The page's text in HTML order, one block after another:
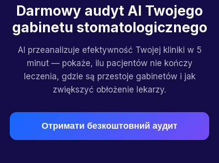
Darmowy audyt AI Twojego
gabinetu stomatologicznego
AI przeanalizuje efektywność Twojej kliniki w 5
minut — pokaże, ilu pacjentów nie kończy
leczenia, gdzie są przestoje gabinetów i jak
zwiększyć obłożenie lekarzy.
Отримати безкоштовний аудит